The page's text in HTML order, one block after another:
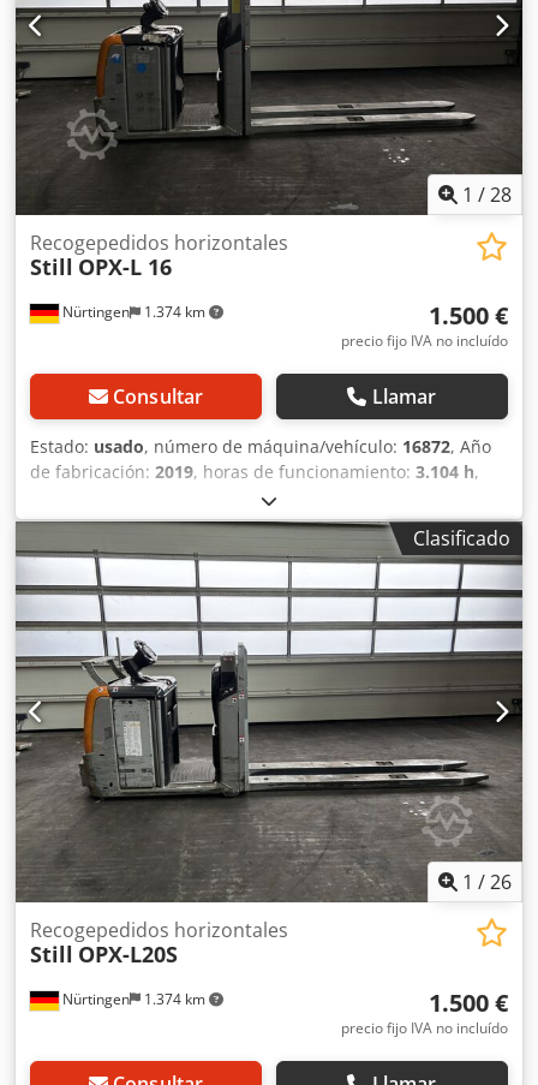
1 /28
Nürtingen 1.374 km
Recogepedidos horizontales
Still OPX-L 16
1.500 €
precio fijo IVA no incluído
Consultar Llamar
Estado: usado, número de máquina/vehículo: 16872, Año
de fabricación: 2019, horas de funcionamiento: 3.104 h,
1.600 kg, altura de elevación:
mm, centro de carga:1.200 mm, tipo de combustible:
eléctrico, tipo de mástil:
, altura de construcción:
1.660 mm
, voltaje de la batería:
, longitud de la
horquilla:1.150 mm, peso total:1.600 kg, 5077218
Número de serie: F21081V00001 Dodpfx Aljym Hyvofjck
Datos de la batería: 24 V, 3NXS, 420 Ah, fecha de
fabricación: 2019.
Clasificado
1 /26
Nürtingen 1.374 km
Recogepedidos horizontales
Still OPX-L20S
1.500 €
precio fijo IVA no incluído